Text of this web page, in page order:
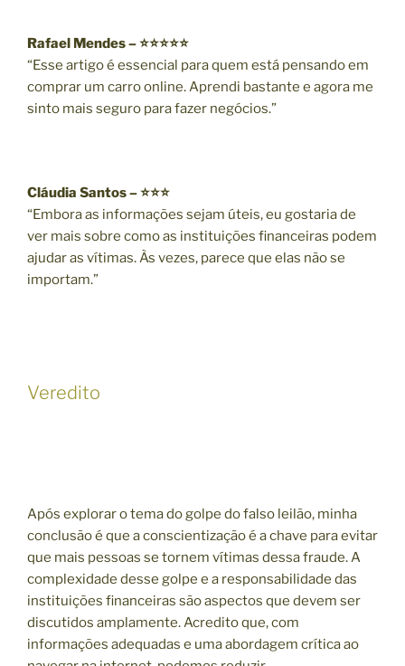
Rafael Mendes – ⭐⭐⭐⭐⭐
“Esse artigo é essencial para quem está pensando em
comprar um carro online. Aprendi bastante e agora me
sinto mais seguro para fazer negócios.”
Cláudia Santos – ⭐⭐⭐
“Embora as informações sejam úteis, eu gostaria de
ver mais sobre como as instituições financeiras podem
ajudar as vítimas. Às vezes, parece que elas não se
importam.”
Veredito
Após explorar o tema do golpe do falso leilão, minha
conclusão é que a conscientização é a chave para evitar
que mais pessoas se tornem vítimas dessa fraude. A
complexidade desse golpe e a responsabilidade das
instituições financeiras são aspectos que devem ser
discutidos amplamente. Acredito que, com
informações adequadas e uma abordagem crítica ao